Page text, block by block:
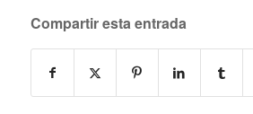
Compartir esta entrada